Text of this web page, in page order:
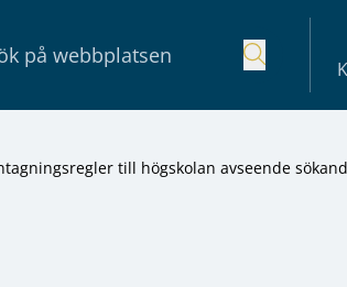
till högskolan avseende